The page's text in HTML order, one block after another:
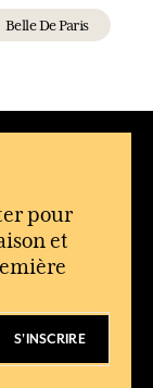
Belle De Paris
pour
et
S'INSCRIRE